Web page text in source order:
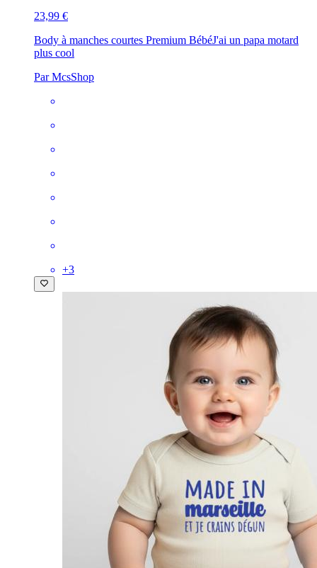
23,99 €
Body à manches courtes Premium BébéJ'ai un papa motard
plus cool
Par McsShop
+3